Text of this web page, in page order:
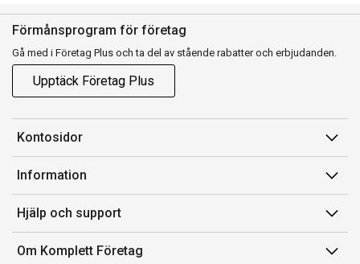
Förmånsprogram för företag
Gå med i Företag Plus och ta del av stående rabatter och erbjudanden.
Upptäck Företag Plus
Kontosidor
Mina sidor
Orderhistorik
Fakturor & Kvitton
Inköpslistor
Information
Försäljningsvillkor
Villkor för Komplett Företag Plus
Felsökning & guider
Hjälp och support
Kontakta oss
Om Komplett Företag